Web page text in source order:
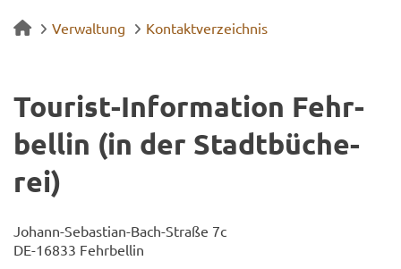
Verwaltung Kontaktverzeichnis
Tourist-​Information Fehr­
bel­lin (in der Stadt­bü­che­
rei)
Johann-​Sebastian-Bach-Straße 7c
DE-​16833 Fehr­bel­lin